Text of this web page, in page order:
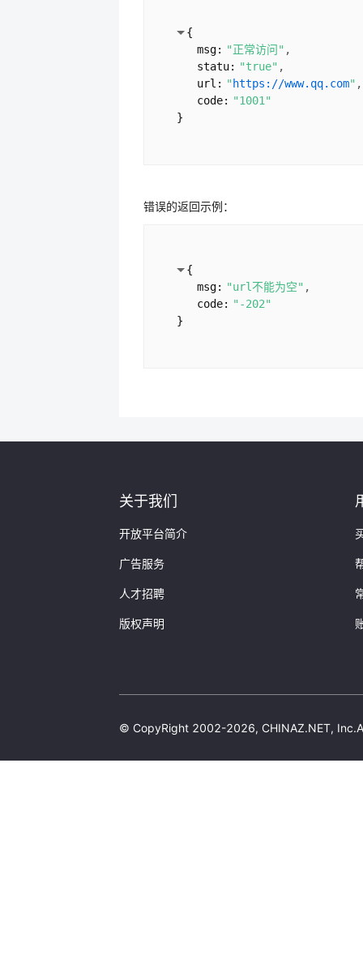
{
msg: "正常访问"
statu: "true"
url: "https://www.qq.com"
code: "1001"
}
错误的返回示例：
{
msg: "url不能为空"
code: "-202"
}
关于我们
开放平台简介
广告服务
人才招聘
版权声明
© CopyRight 2002-2026, CHINAZ.NET,